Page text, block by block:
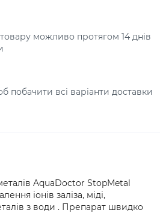
можливо протягом 14 днів
побачити всі варіанти доставки
AquaDoctor StopMetal
іонів заліза, міді,
з води . Препарат швидко